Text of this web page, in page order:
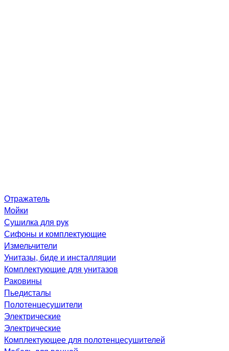
Отражатель
Мойки
Сушилка для рук
Сифоны и комплектующие
Измельчители
Унитазы, биде и инсталляции
Комплектующие для унитазов
Раковины
Пьедисталы
Полотенцесушители
Электрические
Электрические
Комплектующее для полотенцесушителей